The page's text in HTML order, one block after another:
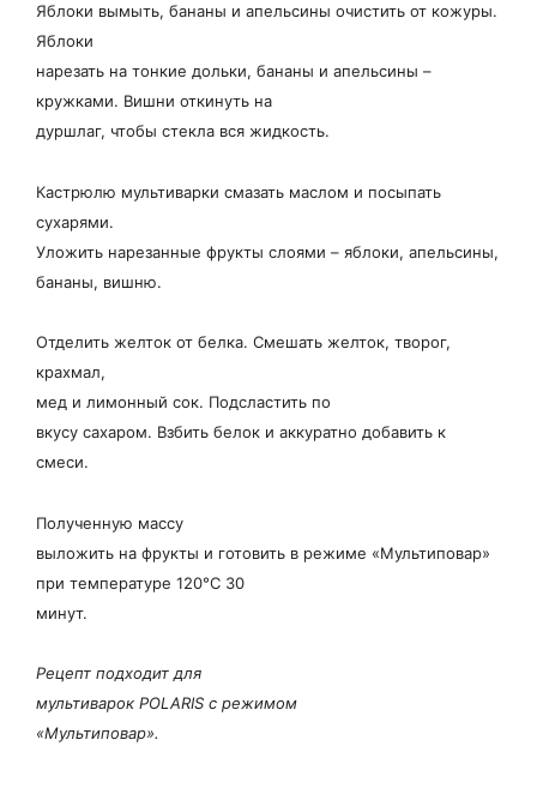
Яблоки вымыть, бананы и апельсины очистить от кожуры.
Яблоки
нарезать на тонкие дольки, бананы и апельсины –
кружками. Вишни откинуть на
дуршлаг, чтобы стекла вся жидкость.
Кастрюлю мультиварки смазать маслом и посыпать
сухарями.
Уложить нарезанные фрукты слоями – яблоки, апельсины,
бананы, вишню.
Отделить желток от белка. Смешать желток, творог,
крахмал,
мед и лимонный сок. Подсластить по
вкусу сахаром. Взбить белок и аккуратно добавить к
смеси.
Полученную массу
выложить на фрукты и готовить в режиме «Мультиповар»
при температуре 120°С 30
минут.
Рецепт подходит для
мультиварок POLARIS с режимом
«Мультиповар».